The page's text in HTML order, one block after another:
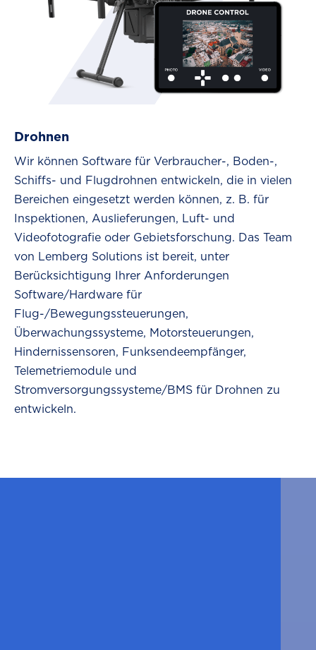
Drohnen
Wir können Software für Verbraucher-, Boden-,
Schiffs- und Flugdrohnen entwickeln, die in vielen
Bereichen eingesetzt werden können, z. B. für
Inspektionen, Auslieferungen, Luft- und
Videofotografie oder Gebietsforschung. Das Team
von Lemberg Solutions ist bereit, unter
Berücksichtigung Ihrer Anforderungen
Software/Hardware für
Flug-/Bewegungssteuerungen,
Überwachungssysteme, Motorsteuerungen,
Hindernissensoren, Funksendeempfänger,
Telemetriemodule und
Stromversorgungssysteme/BMS für Drohnen zu
entwickeln.